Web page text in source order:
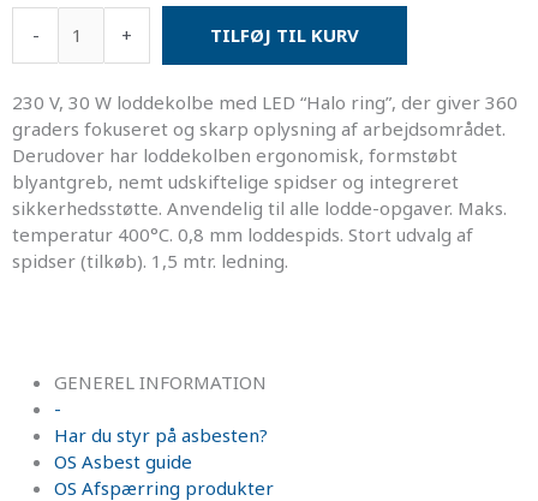
var:
kr. 623,75.
er:
kr. 499,00.
-
loddekolbe
230V/30W
m/LED-
lys,
lige
spids
antal
+ TILFØJ TIL KURV
230 V, 30 W loddekolbe med LED “Halo ring”, der giver 360
graders fokuseret og skarp oplysning af arbejdsområdet.
Derudover har loddekolben ergonomisk, formstøbt
blyantgreb, nemt udskiftelige spidser og integreret
sikkerhedsstøtte. Anvendelig til alle lodde-opgaver. Maks.
temperatur 400°C. 0,8 mm loddespids. Stort udvalg af
spidser (tilkøb). 1,5 mtr. ledning.
GENEREL INFORMATION
-
Har du styr på asbesten?
OS Asbest guide
OS Afspærring produkter